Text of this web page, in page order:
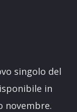
singolo del
in
novembre.